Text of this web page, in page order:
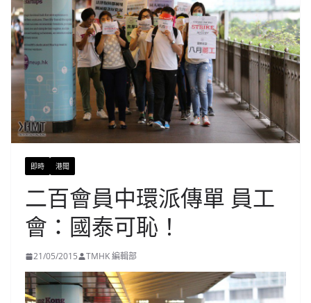
即時 港聞
二百會員中環派傳單 員工
會：國泰可恥！
21/05/2015 TMHK 編輯部